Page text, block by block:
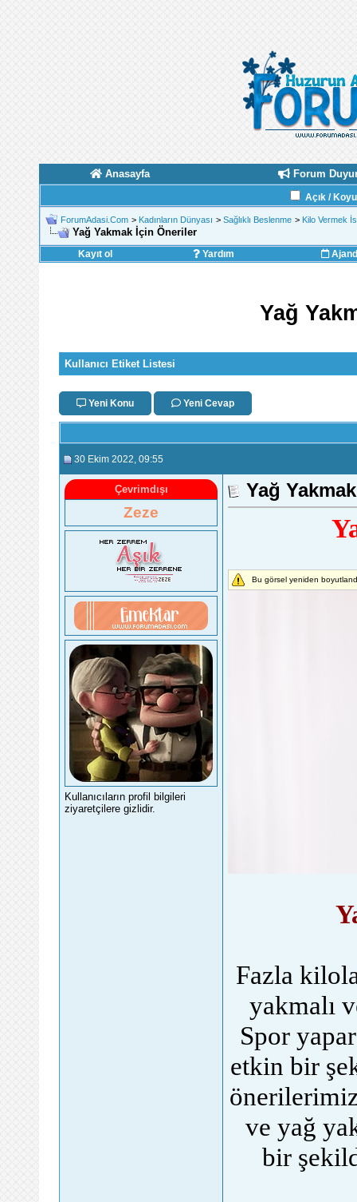
Anasayfa Forum
Açık /
ForumAdasi.Com > Kadınların Dünyası > Sağlıklı Beslenme > Kilo Vermek
Yağ Yakmak İçin Öneriler
Kayıt ol Yardım
Yağ
Kullanıcı Etiket Listesi
Yeni Konu Yeni Cevap
30 Ekim 2022 , 09:55
Çevrimdışı
Zeze
Kullanıcıların profil bilgileri
ziyaretçilere gizlidir.
Yağ
Bu görsel yeniden
Fazla
yakmalı
Spor
etkin bir
önerilerimiz
ve yağ
bir